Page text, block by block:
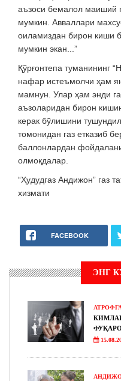
аъзоси бемалол маиший
мумкин. Авваллари
оиламиздан бирон киши
мумкин экан...”
Қўрғонтепа туманининг
нафар истеъмолчи ҳам
мамнун. Улар ҳам энди
аъзоларидан бирон
керак бўлишини
томонидан газ етказиб
баллонлардан
олмоқдалар.
“Ҳудудгаз Андижон” газ
хизмати
FACEBOOK
ЭНГ